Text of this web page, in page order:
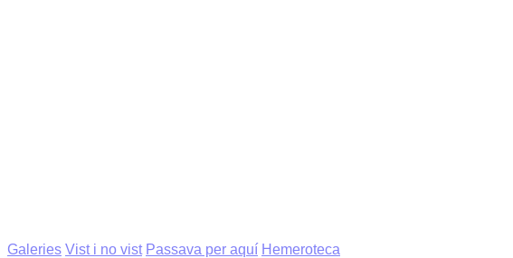
Galeries Vist i no vist Passava per aquí Hemeroteca